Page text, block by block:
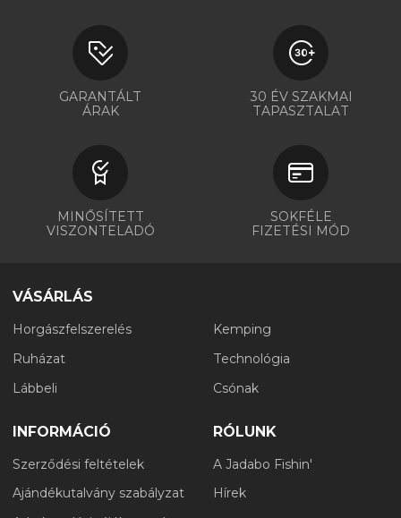
GARANTÁLT
ÁRAK
30 ÉV SZAKMAI
TAPASZTALAT
MINŐSÍTETT
VISZONTELADÓ
SOKFÉLE
FIZETÉSI MÓD
VÁSÁRLÁS
Horgászfelszerelés
Ruházat
Lábbeli
Kemping
Technológia
Csónak
INFORMÁCIÓ
Szerződési feltételek
Ajándékutalvány szabályzat
RÓLUNK
A Jadabo Fishin'
Hírek